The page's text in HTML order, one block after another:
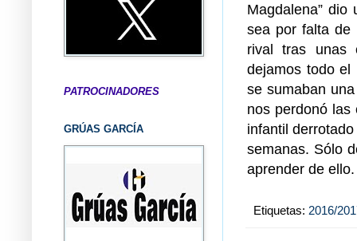
Magdalena”
sea por falta de
rival tras unas
dejamos todo el
se sumaban
nos perdonó las
infantil
semanas. Sólo
aprender de ello.
Etiquetas: 2016/
PATROCINADORES
GRÚAS GARCÍA